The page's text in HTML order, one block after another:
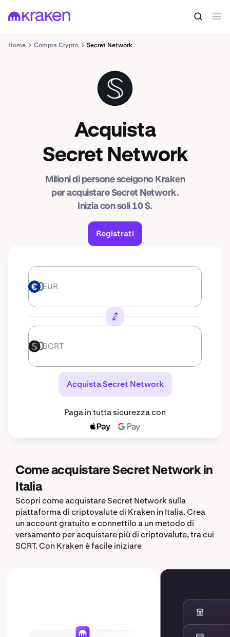
Home Compra Crypto Secret Network
SCRT
Acquista
Secret Network
Milioni di persone scelgono Kraken
per acquistare Secret Network.
Inizia con soli 10 $.
Registrati
EUR EUR
SCRT SCRT
Acquista Secret Network
Paga in tutta sicurezza con
Come acquistare Secret Network in
Italia
Scopri come acquistare Secret Network sulla
piattaforma di criptovalute di Kraken in Italia. Crea
un account gratuito e connettilo a un metodo di
versamento per acquistare più di criptovalute, tra cui
SCRT. Con Kraken è facile iniziare